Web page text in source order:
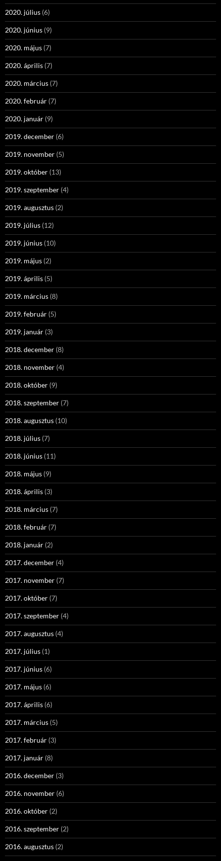
2020. július (6)
2020. június (9)
2020. május (7)
2020. április (7)
2020. március (7)
2020. február (7)
2020. január (9)
2019. december (6)
2019. november (5)
2019. október (13)
2019. szeptember (4)
2019. augusztus (2)
2019. július (12)
2019. június (10)
2019. május (2)
2019. április (5)
2019. március (8)
2019. február (5)
2019. január (3)
2018. december (8)
2018. november (4)
2018. október (9)
2018. szeptember (7)
2018. augusztus (10)
2018. július (7)
2018. június (11)
2018. május (9)
2018. április (3)
2018. március (7)
2018. február (7)
2018. január (2)
2017. december (4)
2017. november (7)
2017. október (7)
2017. szeptember (4)
2017. augusztus (4)
2017. július (1)
2017. június (6)
2017. május (6)
2017. április (6)
2017. március (5)
2017. február (3)
2017. január (8)
2016. december (3)
2016. november (6)
2016. október (2)
2016. szeptember (2)
2016. augusztus (2)